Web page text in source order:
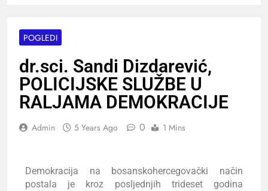
POGLEDI
dr.sci. Sandi Dizdarević,
POLICIJSKE SLUŽBE U
RALJAMA DEMOKRACIJE
Admin 5 Years Ago 0 1 Mins
Demokracija na bosanskohercegovački način
postala je kroz posljednjih trideset godina